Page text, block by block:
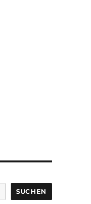
SUCHEN